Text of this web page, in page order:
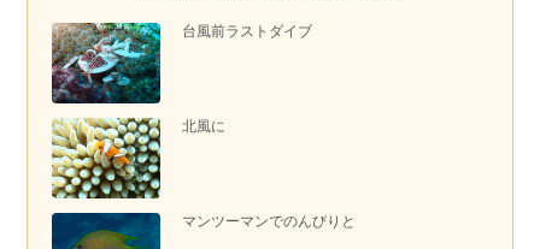
台風前ラストダイブ
北風に
マンツーマンでのんびりと